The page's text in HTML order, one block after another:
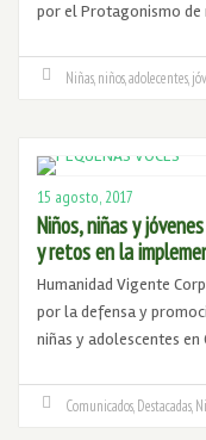
por el Protagonismo de
Niñas, niños, adolecentes,
15 agosto, 2017
Niños, niñas y
y retos en la
Humanidad Vigente
por la defensa y
niñas y adolescentes en
Comunicados,Destacadas,